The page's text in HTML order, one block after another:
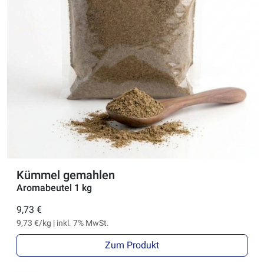
Kümmel gemahlen
Aromabeutel 1 kg
9,73 €
9,73 €/kg | inkl. 7% MwSt.
Zum Produkt